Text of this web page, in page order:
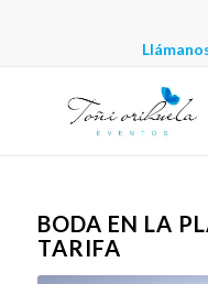
BODA EN LA
TARIFA